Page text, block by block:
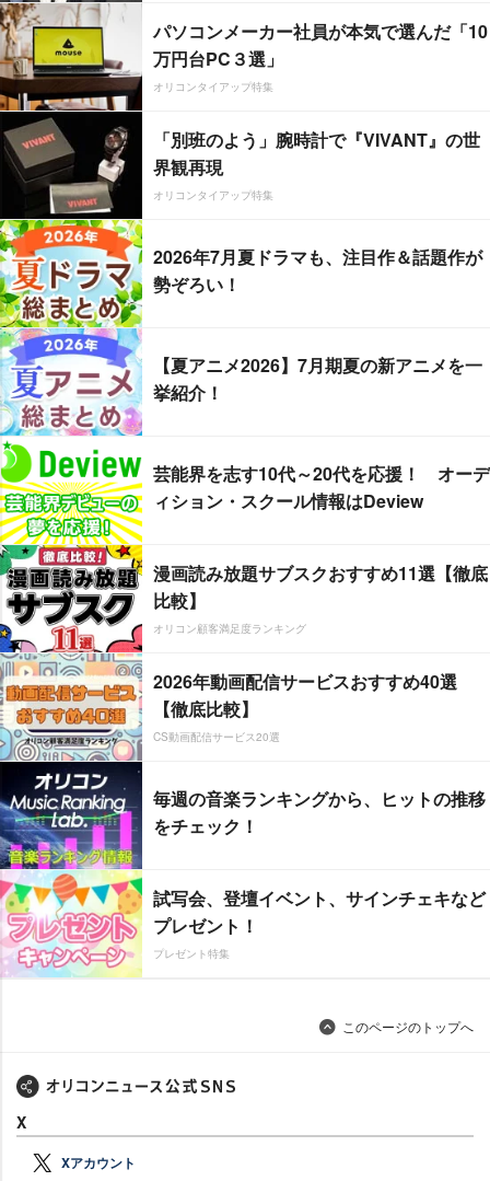
パソコンメーカー社員が本気で選んだ「10
万円台PC３選」
オリコンタイアップ特集
「別班のよう」腕時計で『VIVANT』の世
界観再現
オリコンタイアップ特集
2026年7月夏ドラマも、注目作＆話題作が
勢ぞろい！
【夏アニメ2026】7月期夏の新アニメを一
挙紹介！
芸能界を志す10代～20代を応援！ オーデ
ィション・スクール情報はDeview
漫画読み放題サブスクおすすめ11選【徹底
比較】
オリコン顧客満足度ランキング
2026年動画配信サービスおすすめ40選
【徹底比較】
CS動画配信サービス20選
毎週の音楽ランキングから、ヒットの推移
をチェック！
試写会、登壇イベント、サインチェキなど
プレゼント！
プレゼント特集
このページのトップへ
X
Xアカウント